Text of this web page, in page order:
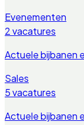
Evenementen
2vacatures
Actuele bijbanen
Sales
5vacatures
Actuele bijbanen